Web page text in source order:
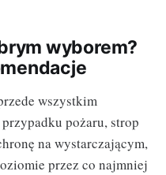
wyborem?
wszystkim
pożaru, strop
na wystarczającym,
przez co najmniej